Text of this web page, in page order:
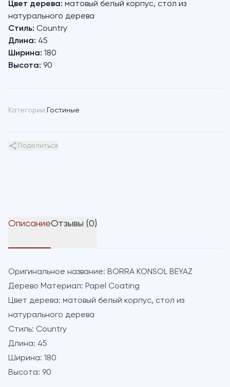
Цвет дерева: матовый белый корпус, стол из
натурального дерева
Стиль: Country
Длина: 45
Ширина: 180
Высота: 90
Категории: Гостиные
Поделиться
ОписаниеОтзывы (0)
Оригинальное название: BORRA KONSOL BEYAZ
Дерево Материал: Papel Coating
Цвет дерева: матовый белый корпус, стол из
натурального дерева
Стиль: Country
Длина: 45
Ширина: 180
Высота: 90